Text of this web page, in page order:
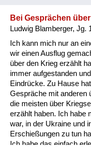
Bei Gesprächen
Ludwig Blamberger, Jg.
Ich kann mich nur an
wir einen Ausflug
über den Krieg erzählt
immer aufgestanden
Eindrücke. Zu Hause
Gespräche mit anderen
die meisten über
erzählt haben. Ich habe
war, in der Ukraine und
Erschießungen zu tun
Ich habe das einfach